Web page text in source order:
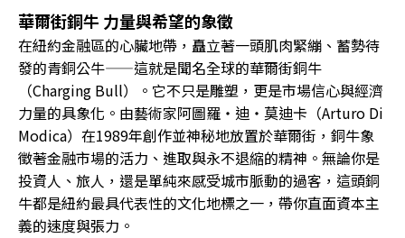
華爾街銅牛 力量與希望的象徵
在紐約金融區的心臟地帶，矗立著一頭肌肉緊繃、蓄勢待
發的青銅公牛——這就是聞名全球的華爾街銅牛
（Charging Bull）。它不只是雕塑，更是市場信心與經濟
力量的具象化。由藝術家阿圖羅・迪・莫迪卡（Arturo Di
Modica）在1989年創作並神秘地放置於華爾街，銅牛象
徵著金融市場的活力、進取與永不退縮的精神。無論你是
投資人、旅人，還是單純來感受城市脈動的過客，這頭銅
牛都是紐約最具代表性的文化地標之一，帶你直面資本主
義的速度與張力。